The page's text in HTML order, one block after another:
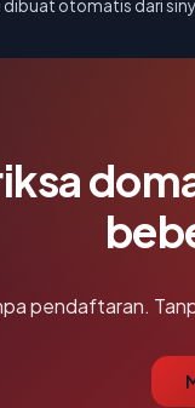
dibuat otomatis dari
pendaftaran.